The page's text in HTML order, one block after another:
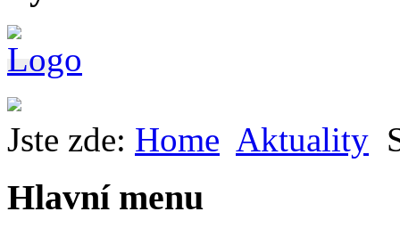
Jste zde: Home Aktuality
Hlavní menu